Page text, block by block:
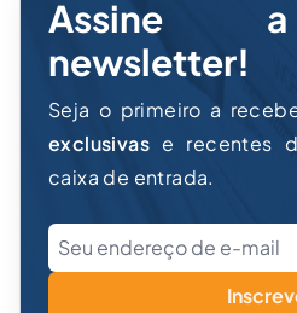
Assine
newsletter!
Seja o primeiro a
exclusivas e recentes
caixa de entrada.